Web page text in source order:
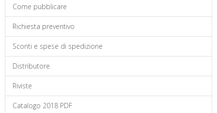
Come pubblicare
Richiesta preventivo
Sconti e spese di spedizione
Distributore
Riviste
Catalogo 2018 PDF